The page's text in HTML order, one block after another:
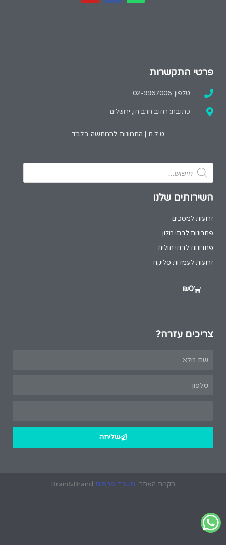
פרטי התקשרות
טלפון: 02-9967006
כתובת: רחוב הרב חן, ירושלים
ט.ל.ח | התמונות להמחשה בלבד
השירותים שלנו
זרועות למסכים
פתרונות לבתי מלון
פתרונות לבתי חולים
זרועות לעמדות סליקה
₪0
צריכים עזרה?
שליחה
הקמת האתר: משרד פרסום